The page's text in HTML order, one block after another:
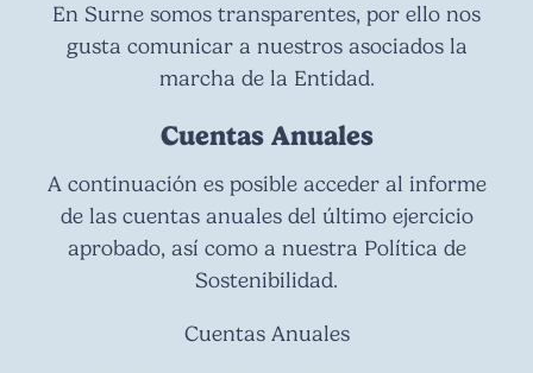
En Surne somos transparentes, por ello nos
gusta comunicar a nuestros asociados la
marcha de la Entidad.
Cuentas Anuales
A continuación es posible acceder al informe
de las cuentas anuales del último ejercicio
aprobado, así como a nuestra Política de
Sostenibilidad.
Cuentas Anuales